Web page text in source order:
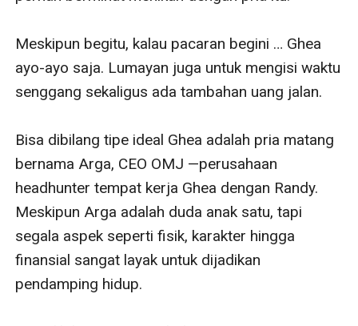
Meskipun begitu, kalau pacaran begini … Ghea
ayo-ayo saja. Lumayan juga untuk mengisi waktu
senggang sekaligus ada tambahan uang jalan.
Bisa dibilang tipe ideal Ghea adalah pria matang
bernama Arga, CEO OMJ —perusahaan
headhunter tempat kerja Ghea dengan Randy.
Meskipun Arga adalah duda anak satu, tapi
segala aspek seperti fisik, karakter hingga
finansial sangat layak untuk dijadikan
pendamping hidup.